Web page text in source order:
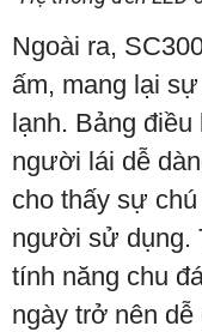
Ngoài ra,
ấm, mang lại
lạnh. Bảng
người lái dễ
cho thấy sự
người sử dụng.
tính năng chu
ngày trở nên dễ